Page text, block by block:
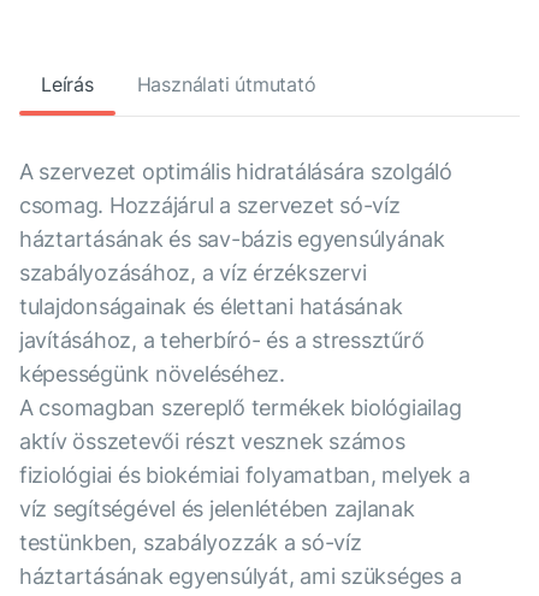
Leírás Használati útmutató
A szervezet optimális hidratálására szolgáló
csomag. Hozzájárul a szervezet só-víz
háztartásának és sav-bázis egyensúlyának
szabályozásához, a víz érzékszervi
tulajdonságainak és élettani hatásának
javításához, a teherbíró- és a stressztűrő
képességünk növeléséhez.
A csomagban szereplő termékek biológiailag
aktív összetevői részt vesznek számos
fiziológiai és biokémiai folyamatban, melyek a
víz segítségével és jelenlétében zajlanak
testünkben, szabályozzák a só-víz
háztartásának egyensúlyát, ami szükséges a